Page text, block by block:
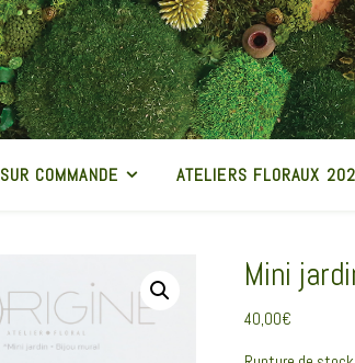
SUR COMMANDE ATELIERS FLORAUX
Mini
40,00€